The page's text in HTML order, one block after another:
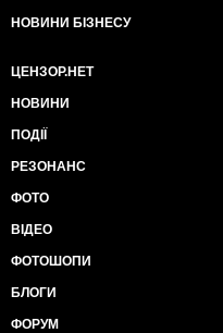
НОВИНИ БІЗНЕСУ
ЦЕНЗОР.НЕТ
НОВИНИ
ПОДІЇ
РЕЗОНАНС
ФОТО
ВІДЕО
ФОТОШОПИ
БЛОГИ
ФОРУМ